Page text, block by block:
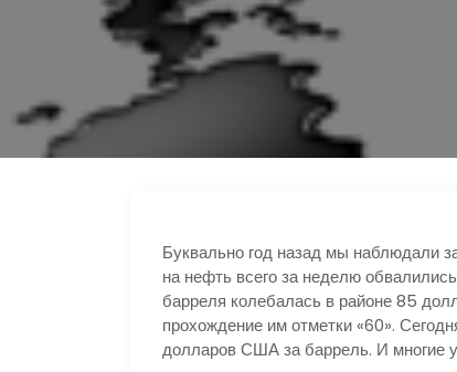
Буквально год назад мы наблюдали
на нефть всего за неделю
барреля колебалась в районе 85
прохождение им отметки «60».
долларов США за баррель. И многие